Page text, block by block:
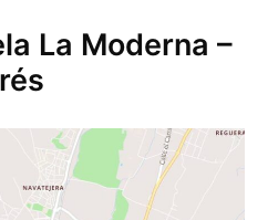
La Moderna –